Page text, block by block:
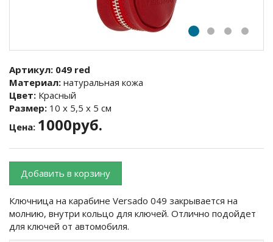
Артикул: 049 red
Материал: натуральная кожа
Цвет: Красный
Размер: 10 х 5,5 х 5 см
Цена: 1000руб.
Добавить в корзину
Ключница на карабине Versado 049 закрывается на
молнию, внутри кольцо для ключей. Отлично подойдет
для ключей от автомобиля.